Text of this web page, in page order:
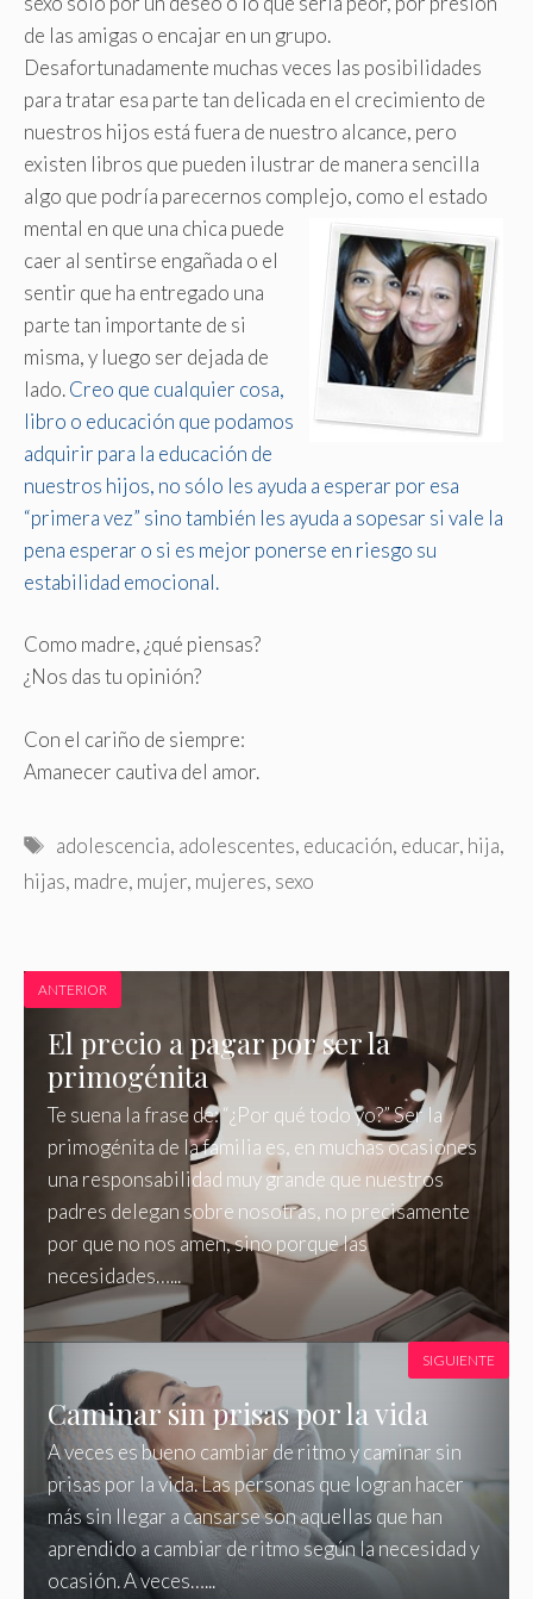
de las amigas o encajar en un grupo.
Desafortunadamente muchas veces las posibilidades
para tratar esa parte tan delicada en el crecimiento de
nuestros hijos está fuera de nuestro alcance, pero
existen libros que pueden ilustrar de manera sencilla
algo que podría parecernos complejo, como el estado
mental en que una chica puede
caer al sentirse engañada o el
sentir que ha entregado una
parte tan importante de si
misma, y luego ser dejada de
lado.Creo que cualquier cosa,
libro o educación que podamos
adquirir para la educación de
nuestros hijos, no sólo les ayuda a esperar por esa
“primera vez” sino también les ayuda a sopesar si vale la
pena esperar o si es mejor ponerse en riesgo su
estabilidad emocional.
Como madre, ¿qué piensas?
¿Nos das tu opinión?
Con el cariño de siempre:
Amanecer cautiva del amor.
Etiquetas
adolescencia, adolescentes, educación, educar, hija,
hijas, madre, mujer, mujeres, sexo
ANTERIOR
El precio a pagar por ser la
primogénita
Te suena la frase de: “¿Por qué todo yo?” Ser la
primogénita de la familia es, en muchas ocasiones
una responsabilidad muy grande que nuestros
padres delegan sobre nosotras, no precisamente
por que no nos amen, sino porque las
necesidades…...
Caminar sin prisas por la vida
A veces es bueno cambiar de ritmo y caminar sin
prisas por la vida. Las personas que logran hacer
más sin llegar a cansarse son aquellas que han
aprendido a cambiar de ritmo según la necesidad y
ocasión. A veces…...
SIGUIENTE